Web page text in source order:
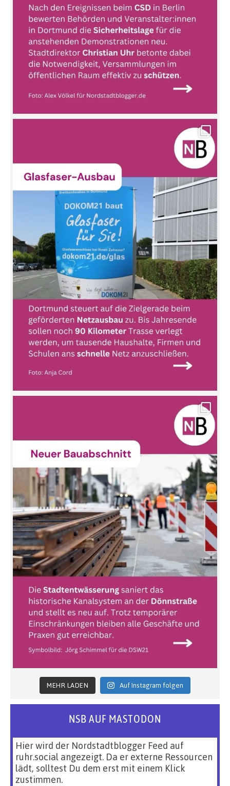
MEHR LADEN Auf Instagram folgen
NSB AUF MASTODON
Hier wird der Nordstadtblogger Feed auf
ruhr.social angezeigt. Da er externe Ressourcen
lädt, solltest Du dem erst mit einem Klick
zustimmen.